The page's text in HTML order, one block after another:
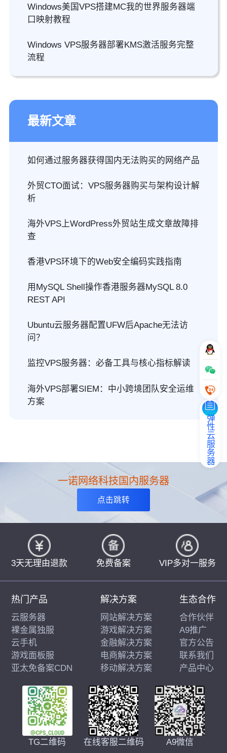
Windows美国VPS搭建MC我的世界服务器端
口映射教程
Windows VPS服务器部署KMS激活服务完整
流程
最新文章
如何通过服务器获得国内无法购买的网络产品
外贸CTO面试：VPS服务器购买与架构设计解
析
海外VPS上WordPress外贸站生成文章故障排
查
香港VPS环境下的Web安全编码实践指南
用MySQL Shell操作香港服务器MySQL 8.0
REST API
Ubuntu云服务器配置UFW后Apache无法访
问？
监控VPS服务器：必备工具与核心指标解读
海外VPS部署SIEM：中小跨境团队安全运维
方案
弹性云服务器
一诺网络科技国内服务器
点击跳转
3天无理由退款 免费备案 VIP多对一服务
TG二维码 在线客服二维码 A9微信
热门产品
云服务器
裸金属独服
云手机
游戏面板服
亚太免备案CDN
解决方案
网站解决方案
游戏解决方案
金融解决方案
电商解决方案
移动解决方案
生态合作
合作伙伴
A9推广
官方公告
联系我们
产品中心